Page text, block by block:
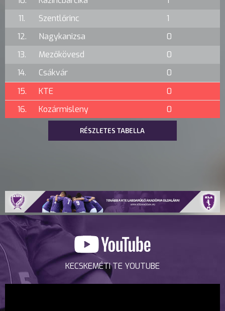
11.
Szentlőrinc
1
12.
Nagykanizsa
0
13.
Mezőkövesd
0
14.
Csákvár
0
15.
KTE
0
16.
Kozármisleny 0
RÉSZLETES TABELLA
KECSKEMÉTI TE YOUTUBE